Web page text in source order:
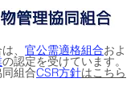
、 官公需適格組合およ
の認定を受けています。
組合CSR方針はこちら